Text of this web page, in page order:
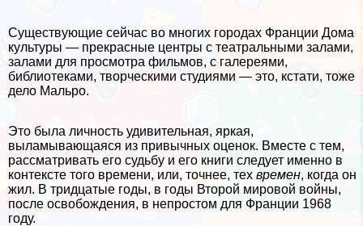
Существующие сейчас во многих городах Франции Дома
культуры — прекрасные центры с театральными залами,
залами для просмотра фильмов, с галереями,
библиотеками, творческими студиями — это, кстати, тоже
дело Мальро.
Это была личность удивительная, яркая,
выламывающаяся из привычных оценок. Вместе с тем,
рассматривать его судьбу и его книги следует именно в
контексте того времени, или, точнее, тех времен, когда он
жил. В тридцатые годы, в годы Второй мировой войны,
после освобождения, в непростом для Франции 1968
году.